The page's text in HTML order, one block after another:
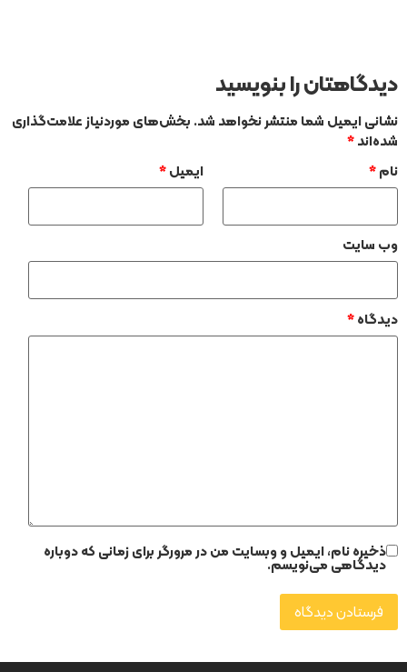
دیدگاهتان را بنویسید
نشانی ایمیل شما منتشر نخواهد شد.بخش‌های موردنیاز علامت‌گذاری
شده‌اند*
دیدگاه*
نام* ایمیل*
وب‌ سایت
ذخیره نام، ایمیل و وبسایت من در مرورگر برای زمانی که دوباره
دیدگاهی می‌نویسم.